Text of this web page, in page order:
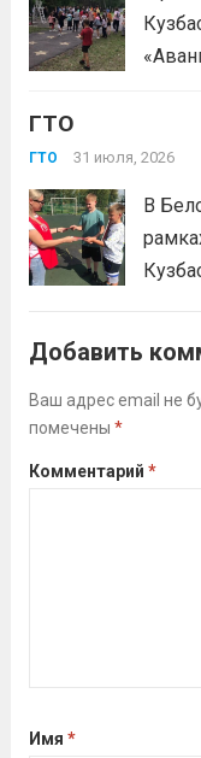
ГТО
ГТО 31 июля, 2026
В
и
Добавить
Ваш адрес email не
помечены *
Комментарий *
Имя *